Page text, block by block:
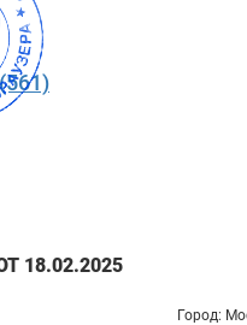
18.02.2025
Город: